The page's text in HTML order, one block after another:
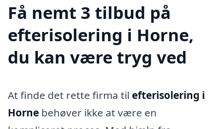
Få nemt 3 tilbud på
efterisolering i Horne,
du kan være tryg ved
At finde det rette firma til efterisolering i
Horne behøver ikke at være en